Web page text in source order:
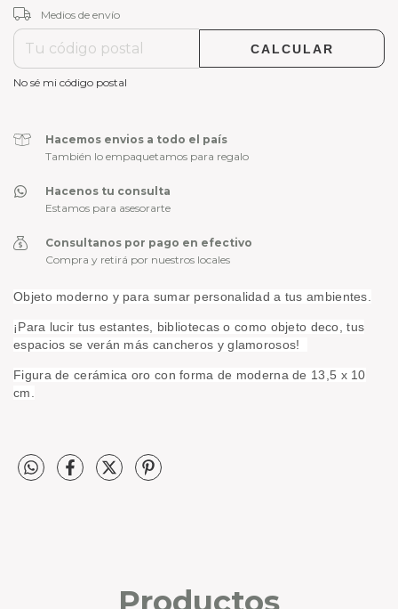
Entregas para el CP:
Medios de envío
CALCULAR
No sé mi código postal
Hacemos envios a todo el país
También lo empaquetamos para regalo
Hacenos tu consulta
Estamos para asesorarte
Consultanos por pago en efectivo
Compra y retirá por nuestros locales
Objeto moderno y para sumar personalidad a tus ambientes.
¡Para lucir tus estantes, bibliotecas o como objeto deco, tus
espacios se verán más cancheros y glamorosos!
Figura de cerámica oro con forma de moderna de 13,5 x 10
cm.